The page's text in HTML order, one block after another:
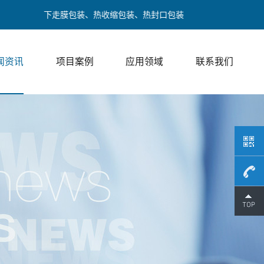
下走膜包装、热收缩包装、热封口包装
资讯 项目案例 应用领域 联系我们